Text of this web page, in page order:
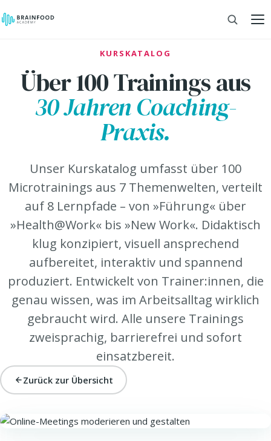
KURSKATALOG
Über 100 Trainings aus
30 Jahren Coaching-
Praxis.
Unser Kurskatalog umfasst über 100
Microtrainings aus 7 Themenwelten, verteilt
auf 8 Lernpfade – von »Führung« über
»Health@Work« bis »New Work«. Didaktisch
klug konzipiert, visuell ansprechend
aufbereitet, interaktiv und spannend
produziert. Entwickelt von Trainer:innen, die
genau wissen, was im Arbeitsalltag wirklich
gebraucht wird. Alle unsere Trainings
zweisprachig, barrierefrei und sofort
einsatzbereit.
Zurück zur Übersicht